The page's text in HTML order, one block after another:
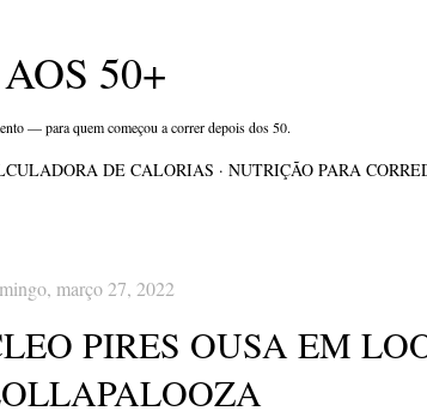
50+
— para quem começou a correr depois dos 50.
DE CALORIAS NUTRIÇÃO PARA
março 27, 2022
PIRES OUSA EM